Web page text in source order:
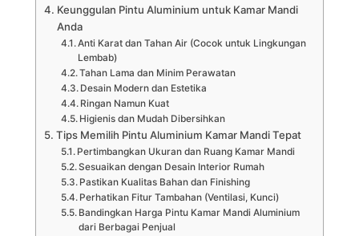
Keunggulan Pintu Aluminium untuk Kamar Mandi
Anda
Anti Karat dan Tahan Air (Cocok untuk Lingkungan
Lembab)
Tahan Lama dan Minim Perawatan
Desain Modern dan Estetika
Ringan Namun Kuat
Higienis dan Mudah Dibersihkan
Tips Memilih Pintu Aluminium Kamar Mandi Tepat
Pertimbangkan Ukuran dan Ruang Kamar Mandi
Sesuaikan dengan Desain Interior Rumah
Pastikan Kualitas Bahan dan Finishing
Perhatikan Fitur Tambahan (Ventilasi, Kunci)
Bandingkan Harga Pintu Kamar Mandi Aluminium
dari Berbagai Penjual